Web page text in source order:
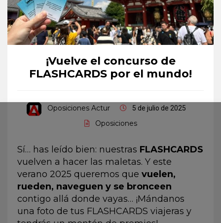
¡Vuelve el concurso de
FLASHCARDS por el mundo!
Oposiciones Actur 5 de julio de 2025
Oposiciones
Sí… has leído bien: nuestras FLASHCARDS
vuelven a hacer las maletas. Y este
verano 2025 queremos que vuelen,
rueden, naveguen y se bronceen
contigo allá donde vayas… ¡Mándanos
una foto de tus FLASHCARDS viajeras y